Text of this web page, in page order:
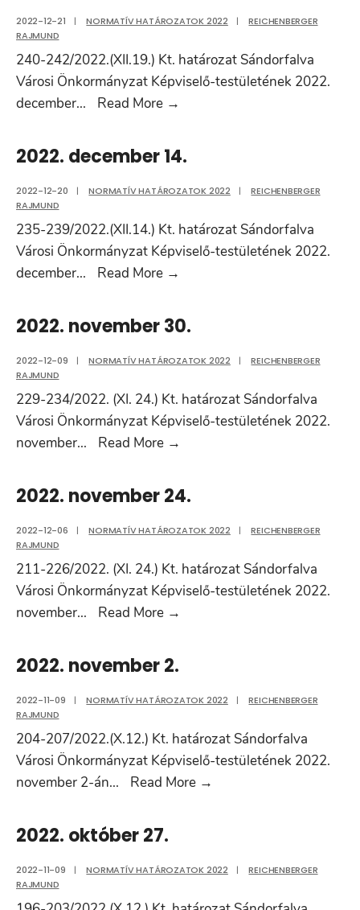
2022-12-21 | NORMATÍV HATÁROZATOK 2022 |
REICHENBERGER
RAJMUND
240-242/2022.(XII.19.) Kt. határozat Sándorfalva
Városi Önkormányzat Képviselő-testületének 2022.
december... Read More →
19.
2022. december 14.
2022-12-20 | NORMATÍV HATÁROZATOK 2022 |
REICHENBERGER
RAJMUND
235-239/2022.(XII.14.) Kt. határozat Sándorfalva
Városi Önkormányzat Képviselő-testületének 2022.
december... Read More →
14.
2022. november 30.
2022-12-09 | NORMATÍV HATÁROZATOK 2022 |
REICHENBERGER
RAJMUND
229-234/2022. (XI. 24.) Kt. határozat Sándorfalva
Városi Önkormányzat Képviselő-testületének 2022.
november... Read More →
30.
2022. november 24.
2022-12-06 | NORMATÍV HATÁROZATOK 2022 |
REICHENBERGER
RAJMUND
211-226/2022. (XI. 24.) Kt. határozat Sándorfalva
Városi Önkormányzat Képviselő-testületének 2022.
november... Read More →
2022. november 2.
2022-11-09 | NORMATÍV HATÁROZATOK 2022 |
REICHENBERGER
RAJMUND
204-207/2022.(X.12.) Kt. határozat Sándorfalva
Városi Önkormányzat Képviselő-testületének 2022.
november 2-án... Read More →
2022. október 27.
2022-11-09 | NORMATÍV HATÁROZATOK 2022 |
REICHENBERGER
RAJMUND